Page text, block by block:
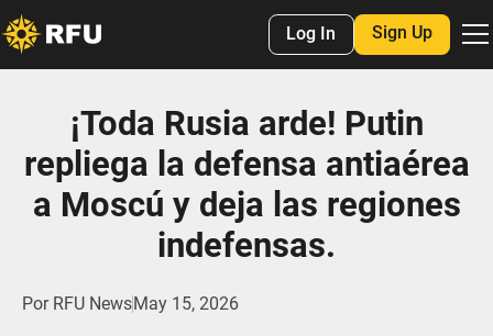
Log In Sign Up
¡Toda Rusia arde! Putin
repliega la defensa antiaérea
a Moscú y deja las regiones
indefensas.
Por RFU NewsMay 15, 2026